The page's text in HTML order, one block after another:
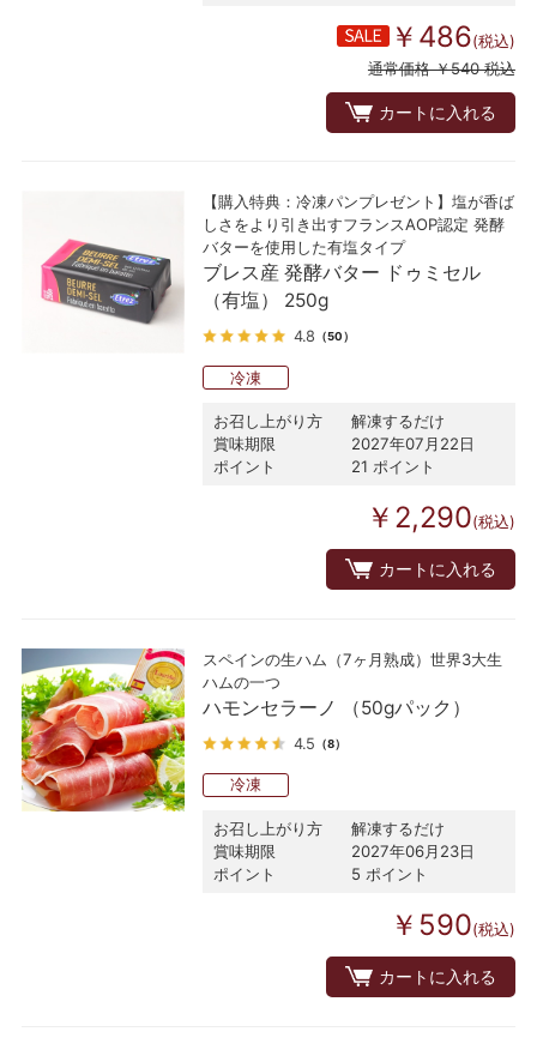
￥486(税込)
通常価格 ￥540 税込
カートに入れる
【購入特典：冷凍パンプレゼント】塩が香ば
しさをより引き出すフランスAOP認定 発酵
バターを使用した有塩タイプ
ブレス産 発酵バター ドゥミセル
（有塩） 250g
4.8 （50）
冷凍
お召し上がり方
解凍するだけ
賞味期限
2027年07月22日
ポイント
21 ポイント
￥2,290(税込)
カートに入れる
スペインの生ハム（7ヶ月熟成）世界3大生
ハムの一つ
ハモンセラーノ （50gパック）
4.5 （8）
冷凍
お召し上がり方
解凍するだけ
賞味期限
2027年06月23日
ポイント
5 ポイント
￥590(税込)
カートに入れる